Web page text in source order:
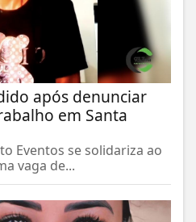
após denunciar
em Santa
Eventos se solidariza ao
vaga de...